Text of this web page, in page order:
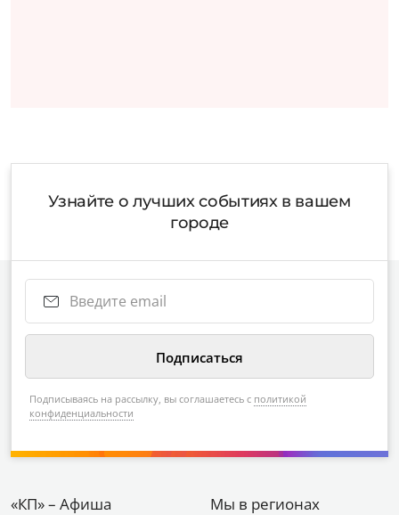
Узнайте о лучших событиях в вашем
городе
Подписываясь на рассылку, вы соглашаетесь с политикой
конфиденциальности
«КП» – Афиша Мы в регионах